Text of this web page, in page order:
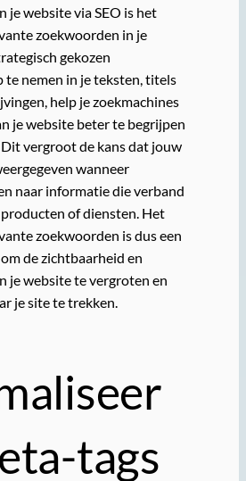
je website via SEO is het
zoekwoorden in je
gekozen
te nemen in je teksten, titels
help je zoekmachines
je website beter te begrijpen
vergroot de kans dat jouw
wanneer
naar informatie die verband
of diensten. Het
zoekwoorden is dus een
de zichtbaarheid en
je website te vergroten en
je site te trekken.
tags